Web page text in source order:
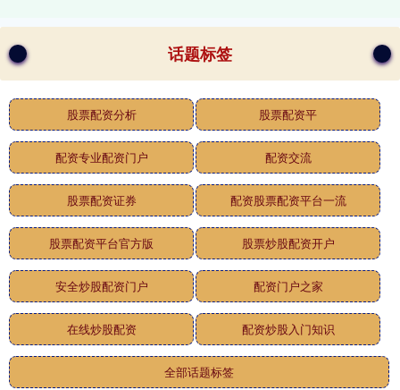
话题标签
股票配资分析 股票配资平
配资专业配资门户 配资交流
股票配资证券 配资股票配资平台一流
股票配资平台官方版 股票炒股配资开户
安全炒股配资门户 配资门户之家
在线炒股配资 配资炒股入门知识
全部话题标签